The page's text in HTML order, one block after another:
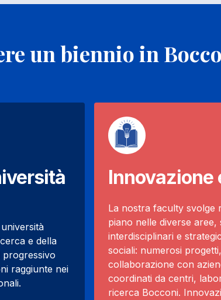
un biennio in
e della
raggiunte nei
Innovazione
La nostra faculty svolge
piano nelle diverse aree,
interdisciplinari e
sociali: numerosi
collaborazione con
coordinati da centri,
ricerca Bocconi.